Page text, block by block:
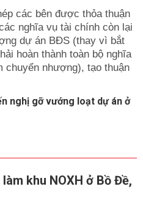
các bên được thỏa thuận
nghĩa vụ tài chính còn lại
dự án BĐS (thay vì bắt
hoàn thành toàn bộ nghĩa
nhượng), tạo thuận
nghị gỡ vướng loạt dự án ở
khu NOXH ở Bồ Đề,